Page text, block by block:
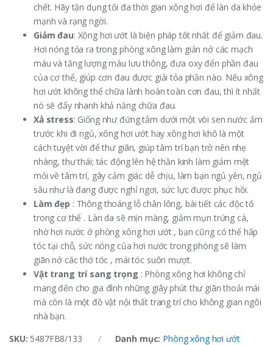
chết. Hãy tận dụng tối đa thời gian xông hơi để làn da khỏe
mạnh và rạng ngời.
Giảm đau: Xông hơi ướt là biện pháp tốt nhất để giảm đau.
Hơi nóng tỏa ra trong phòng xông làm giản nở các mạch
máu và tăng lượng máu lưu thông, đưa oxy đến phần đau
của cơ thể, giúp cơn đau được giải tỏa phần nào. Nếu xông
hơi ướt không thể chữa lành hoàn toàn cơn đau, thì ít nhất
nó sẽ đẩy nhanh khả năng chữa đau.
Xả stress: Giống như đứng tắm dưới một vòi sen nước ấm
trước khi đi ngủ, xông hơi ướt hay xông hơi khô là một
cách tuyệt vời để thư giãn, giúp tâm trí bạn trở nên nhẹ
nhàng, thư thái; tác động lên hệ thần kinh làm giảm mệt
mỏi về tâm trí, gây cảm giác dễ chịu, làm bạn ngủ yên, ngủ
sâu như là đang được nghỉ ngơi, sức lực được phục hồi.
Làm đẹp : Thông thoáng lỗ chân lông, bài tiết các độc tố
trong cơ thể . Làn da sẽ mịn màng, giảm mụn trứng cá,
nhờ hơi nước ở phòng xông hơi ướt , bạn cũng có thể hấp
tóc tại chỗ, sức nóng của hơi nước trong phòng sẽ làm
giãn nở các thớ tóc , mái tóc suôn mượt.
Vật trang trí sang trọng : Phòng xông hơi không chỉ
mang đến cho gia đình những giây phút thư giãn thoải mái
mà còn là một đồ vật nội thất trang trí cho không gian ngôi
nhà bạn.
SKU: 5487FB8/133 Danh mục: Phòng xông hơi ướt